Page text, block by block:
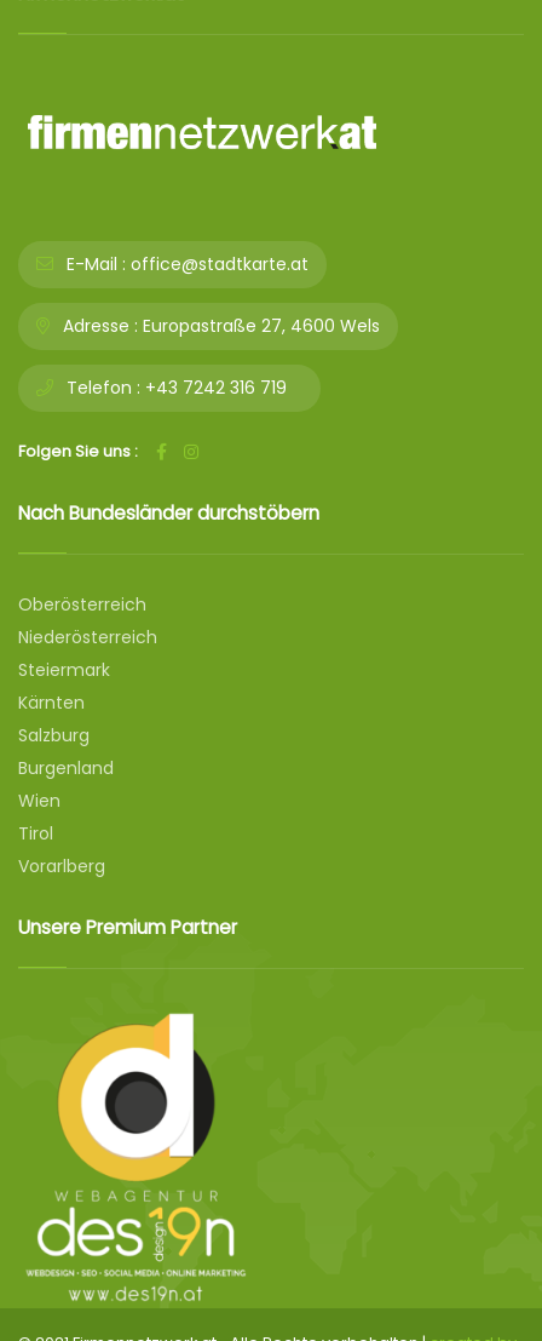
E-Mail : office@stadtkarte.at
Adresse : Europastraße 27, 4600 Wels
Telefon : +43 7242 316 719
Folgen Sie uns :
Nach Bundesländer durchstöbern
Oberösterreich
Niederösterreich
Steiermark
Kärnten
Salzburg
Burgenland
Wien
Tirol
Vorarlberg
Unsere Premium Partner